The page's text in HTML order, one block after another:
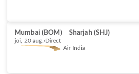
Mumbai (BOM) Sharjah (SHJ)
joi, 20 aug. Direct
Air India